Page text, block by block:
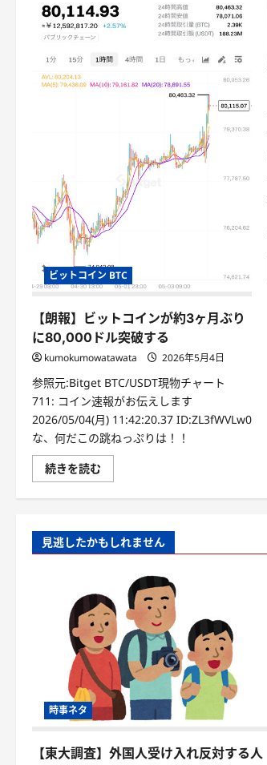
ビットコイン BTC
【朗報】ビットコインが約3ヶ月ぶり
に80,000ドル突破する
kumokumowatawata 2026年5月4日
参照元:Bitget BTC/USDT現物チャート
711: コイン速報がお伝えします
2026/05/04(月) 11:42:20.37 ID:ZL3fWVLw0
な、何だこの跳ねっぷりは！！
続きを読む
見逃したかもしれません
時事ネタ
【東大調査】外国人受け入れ反対する人